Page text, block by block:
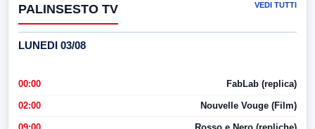
PALINSESTO TV VEDI TUTTI
LUNEDI 03/08
00:00 FabLab (replica)
02:00 Nouvelle Vouge (Film)